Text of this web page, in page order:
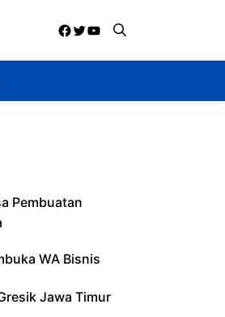
Facebook
Twitter
YouTube
Pembuatan
WA Bisnis
Jawa Timur